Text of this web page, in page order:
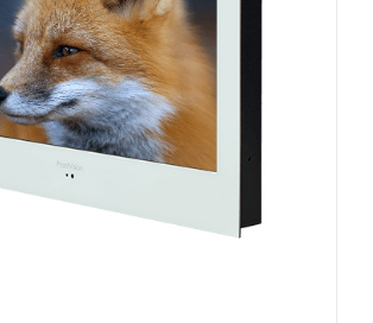
выбрать
на
странице
товара.